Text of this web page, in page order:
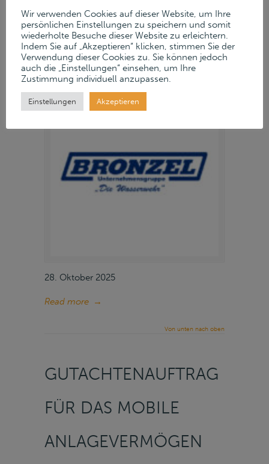
DER FIRMA BRONZEL
GMBH
28. Oktober 2025
Read more →
Von unten nach oben
GUTACHTENAUFTRAG
FÜR DAS MOBILE
ANLAGEVERMÖGEN
Wir verwenden Cookies auf dieser Website, um Ihre
persönlichen Einstellungen zu speichern und somit
wiederholte Besuche dieser Website zu erleichtern.
Indem Sie auf „Akzeptieren“ klicken, stimmen Sie der
Verwendung dieser Cookies zu. Sie können jedoch
auch die „Einstellungen“ einsehen, um Ihre
Zustimmung individuell anzupassen.
Einstellungen Akzeptieren